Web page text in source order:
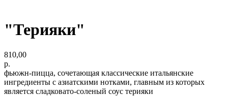
"Терияки"
810,00
р.
фьюжн-пицца, сочетающая классические итальянские
ингредиенты с азиатскими нотками, главным из которых
является сладковато-соленый соус терияки